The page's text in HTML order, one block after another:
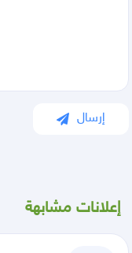
إعلانات مشابهة
إرسال